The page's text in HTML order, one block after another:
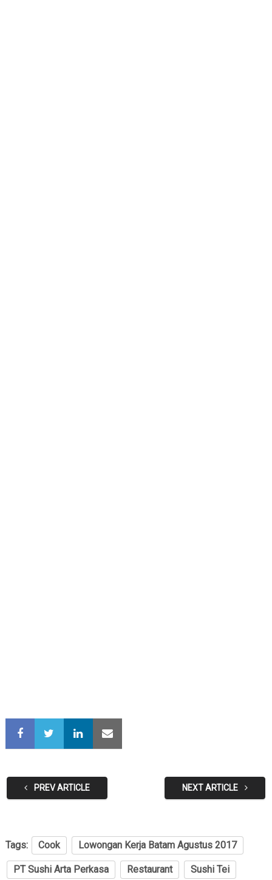
PREV ARTICLE NEXT ARTICLE
Tags: Cook Lowongan Kerja Batam Agustus 2017
PT Sushi Arta Perkasa Restaurant Sushi Tei